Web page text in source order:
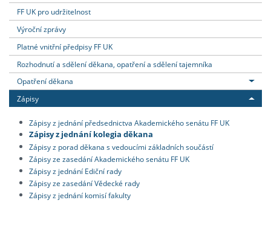
FF UK pro udržitelnost
Výroční zprávy
Platné vnitřní předpisy FF UK
Rozhodnutí a sdělení děkana, opatření a sdělení tajemníka
Opatření děkana
Zápisy
Zápisy z jednání předsednictva Akademického senátu FF UK
Zápisy z jednání kolegia děkana
Zápisy z porad děkana s vedoucími základních součástí
Zápisy ze zasedání Akademického senátu FF UK
Zápisy z jednání Ediční rady
Zápisy ze zasedání Vědecké rady
Zápisy z jednání komisí fakulty